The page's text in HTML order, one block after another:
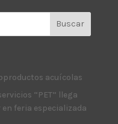
acuícolas
“PET” llega
feria especializada